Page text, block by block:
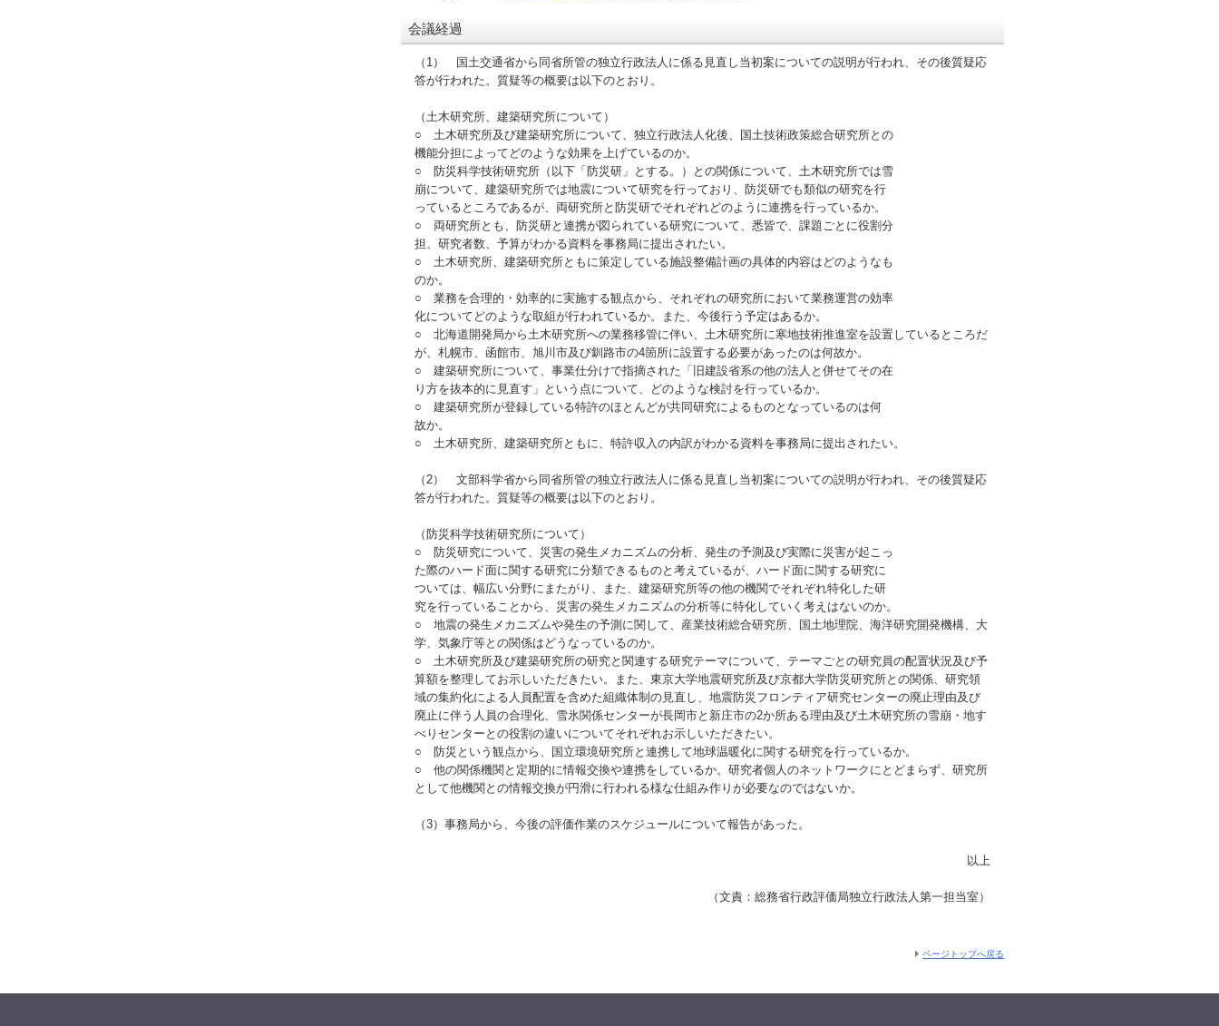
会議経過
（1） 国土交通省から同省所管の独立行政法人に係る見直し当初案についての説明が行われ、その後質疑応
答が行われた。質疑等の概要は以下のとおり。
（土木研究所、建築研究所について）
○ 土木研究所及び建築研究所について、独立行政法人化後、国土技術政策総合研究所との
機能分担によってどのような効果を上げているのか。
○ 防災科学技術研究所（以下「防災研」とする。）との関係について、土木研究所では雪
崩について、建築研究所では地震について研究を行っており、防災研でも類似の研究を行
っているところであるが、両研究所と防災研でそれぞれどのように連携を行っているか。
○ 両研究所とも、防災研と連携が図られている研究について、悉皆で、課題ごとに役割分
担、研究者数、予算がわかる資料を事務局に提出されたい。
○ 土木研究所、建築研究所ともに策定している施設整備計画の具体的内容はどのようなも
のか。
○ 業務を合理的・効率的に実施する観点から、それぞれの研究所において業務運営の効率
化についてどのような取組が行われているか。また、今後行う予定はあるか。
○ 北海道開発局から土木研究所への業務移管に伴い、土木研究所に寒地技術推進室を設置しているところだ
が、札幌市、函館市、旭川市及び釧路市の4箇所に設置する必要があったのは何故か。
○ 建築研究所について、事業仕分けで指摘された「旧建設省系の他の法人と併せてその在
り方を抜本的に見直す」という点について、どのような検討を行っているか。
○ 建築研究所が登録している特許のほとんどが共同研究によるものとなっているのは何
故か。
○ 土木研究所、建築研究所ともに、特許収入の内訳がわかる資料を事務局に提出されたい。
（2） 文部科学省から同省所管の独立行政法人に係る見直し当初案についての説明が行われ、その後質疑応
答が行われた。質疑等の概要は以下のとおり。
（防災科学技術研究所について）
○ 防災研究について、災害の発生メカニズムの分析、発生の予測及び実際に災害が起こっ
た際のハード面に関する研究に分類できるものと考えているが、ハード面に関する研究に
ついては、幅広い分野にまたがり、また、建築研究所等の他の機関でそれぞれ特化した研
究を行っていることから、災害の発生メカニズムの分析等に特化していく考えはないのか。
○ 地震の発生メカニズムや発生の予測に関して、産業技術総合研究所、国土地理院、海洋研究開発機構、大
学、気象庁等との関係はどうなっているのか。
○ 土木研究所及び建築研究所の研究と関連する研究テーマについて、テーマごとの研究員の配置状況及び予
算額を整理してお示しいただきたい。また、東京大学地震研究所及び京都大学防災研究所との関係、研究領
域の集約化による人員配置を含めた組織体制の見直し、地震防災フロンティア研究センターの廃止理由及び
廃止に伴う人員の合理化、雪氷関係センターが長岡市と新庄市の2か所ある理由及び土木研究所の雪崩・地す
べりセンターとの役割の違いについてそれぞれお示しいただきたい。
○ 防災という観点から、国立環境研究所と連携して地球温暖化に関する研究を行っているか。
○ 他の関係機関と定期的に情報交換や連携をしているか。研究者個人のネットワークにとどまらず、研究所
として他機関との情報交換が円滑に行われる様な仕組み作りが必要なのではないか。
（3）事務局から、今後の評価作業のスケジュールについて報告があった。
以上
（文責：総務省行政評価局独立行政法人第一担当室）
ページトップへ戻る